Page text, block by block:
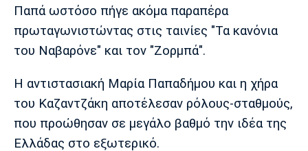
Παπά ωστόσο πήγε ακόμα παραπέρα
πρωταγωνιστώντας στις ταινίες "Τα κανόνια
του Ναβαρόνε" και τον "Ζορμπά".
Η αντιστασιακή Μαρία Παπαδήμου και η χήρα
του Καζαντζάκη αποτέλεσαν ρόλους-σταθμούς,
που προώθησαν σε μεγάλο βαθμό την ιδέα της
Ελλάδας στο εξωτερικό.